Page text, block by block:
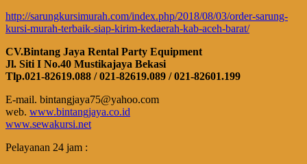
http://sarungkursimurah.com/index.php/2018/08/03/order-sarung-
kursi-murah-terbaik-siap-kirim-kedaerah-kab-aceh-barat/
CV.Bintang Jaya Rental Party Equipment
Jl. Siti I No.40 Mustikajaya Bekasi
Tlp.021-82619.088 / 021-82619.089 / 021-82601.199
E-mail. bintangjaya75@yahoo.com
web. www.bintangjaya.co.id
www.sewakursi.net
Pelayanan 24 jam :